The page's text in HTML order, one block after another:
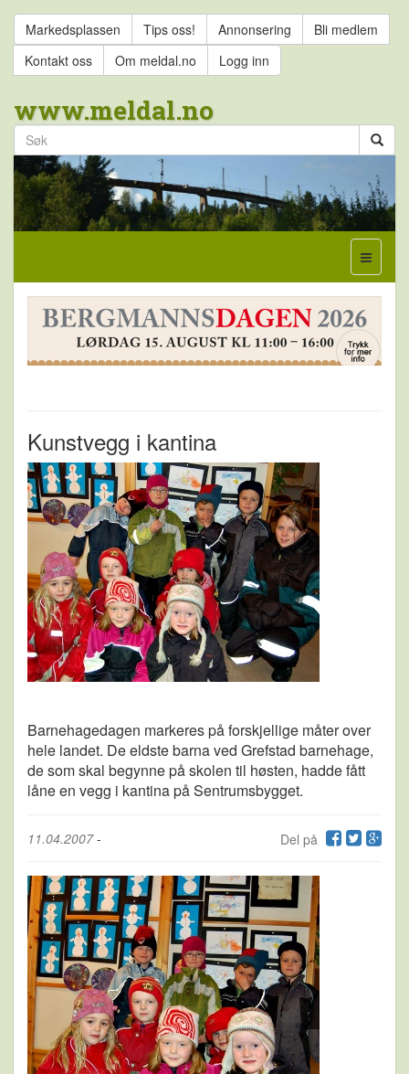
Markedsplassen Tips oss! Annonsering
Bli medlem
Kontakt oss
Om meldal.no Logg inn
www.meldal.no
Kunstvegg i kantina
Barnehagedagen markeres på forskjellige måter over
hele landet. De eldste barna ved Grefstad barnehage,
de som skal begynne på skolen til høsten, hadde fått
låne en vegg i kantina på Sentrumsbygget.
Del på
11.04.2007-